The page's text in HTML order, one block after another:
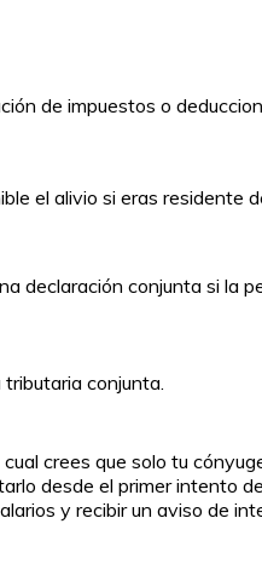
de impuestos o
el alivio si eras residente
declaración conjunta si la
conjunta.
crees que solo tu
desde el primer intento
y recibir un aviso de